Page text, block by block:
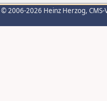
© 2006-2026 Heinz Herzog,